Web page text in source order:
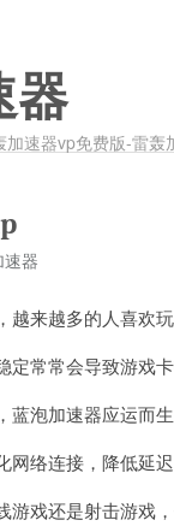
器
速器vp免费版-雷轰
器
来越多的人喜欢玩
常常会导致游戏卡
泡加速器应运而生
络连接，降低延迟
戏还是射击游戏，